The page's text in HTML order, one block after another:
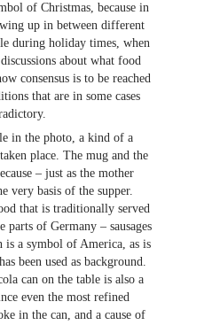
of Christmas, because in
up in between different
during holiday times, when
about what food
consensus is to be reached
that are in some cases
in the photo, a kind of a
place. The mug and the
– just as the mother
very basis of the supper.
that is traditionally served
parts of Germany – sausages
is a symbol of America, as is
been used as background.
can on the table is also a
even the most refined
in the can, and a cause of